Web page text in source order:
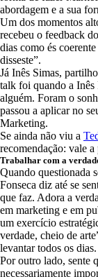
abordagem e a sua
Um dos momentos
recebeu o feedback
dias como és
disseste”.
Já Inês Simas,
talk foi quando a Inês
alguém. Foram o
passou a aplicar no
Marketing.
Se ainda não viu a
recomendação: vale a
Trabalhar com a
Quando questionada
Fonseca diz até se
que faz. Adora a
em marketing e em
um exercício
verdade, cheio de
levantar todos os dias.
Por outro lado, sente
necessariamente